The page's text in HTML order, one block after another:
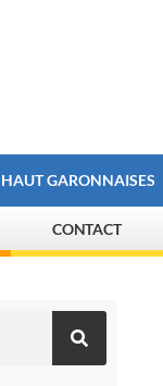
HAUT GARONNAISES
CONTACT